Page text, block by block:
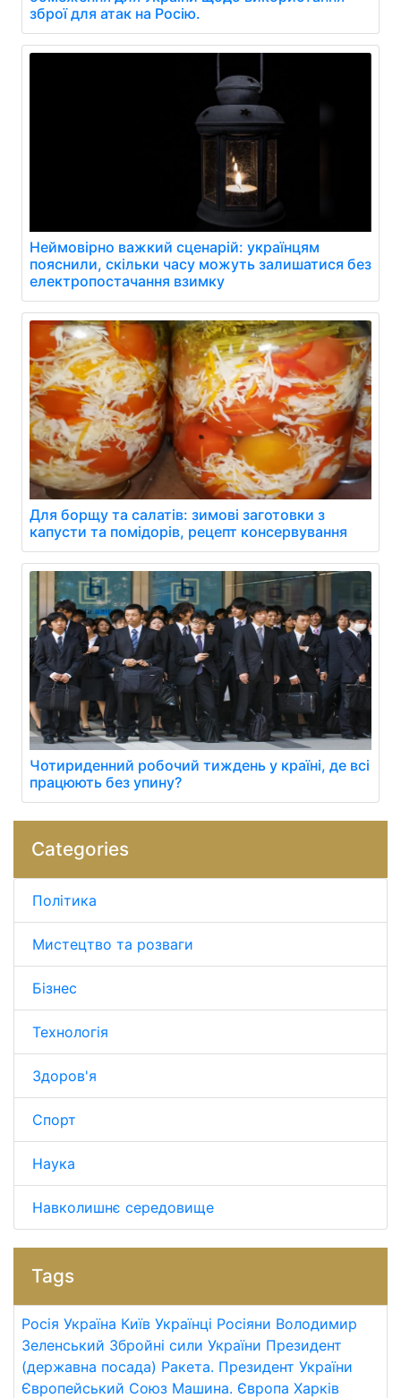
зброї для атак на Росію.
Неймовірно важкий сценарій: українцям
пояснили, скільки часу можуть залишатися без
електропостачання взимку
Для борщу та салатів: зимові заготовки з
капусти та помідорів, рецепт консервування
Чотириденний робочий тиждень у країні, де всі
працюють без упину?
Categories
Політика
Мистецтво та розваги
Бізнес
Технологія
Здоров'я
Спорт
Наука
Навколишнє середовище
Tags
Росія Україна Київ Українці Росіяни Володимир
Зеленський Збройні сили України Президент
(державна посада) Ракета. Президент України
Європейський Союз Машина. Європа Харків